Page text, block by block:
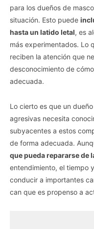
para los dueños de
situación. Esto puede
hasta un latido letal, es
más experimentados. Lo
reciben la atención que
desconocimiento de
adecuada.
Lo cierto es que un
agresivas necesita
subyacentes a estos
de forma adecuada.
que pueda repararse de
entendimiento, el tiempo
conducir a importantes
can que es propenso a